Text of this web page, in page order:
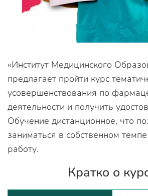
«Институт Медицинского
предлагает пройти курс
усовершенствования по
деятельности и получить
Обучение дистанционное, что
заниматься в собственном
работу.
Кратко о